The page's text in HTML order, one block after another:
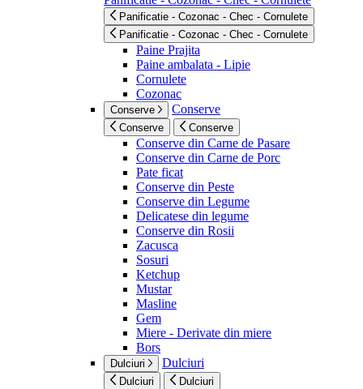
Panificatie - Cozonac - Chec - Cornulete
Panificatie - Cozonac - Chec - Cornulete
Paine Prajita
Paine ambalata - Lipie
Cornulete
Cozonac
Conserve Conserve
Conserve Conserve
Conserve din Carne de Pasare
Conserve din Carne de Porc
Pate ficat
Conserve din Peste
Conserve din Legume
Delicatese din legume
Conserve din Rosii
Zacusca
Sosuri
Ketchup
Mustar
Masline
Gem
Miere - Derivate din miere
Bors
Dulciuri Dulciuri
Dulciuri Dulciuri